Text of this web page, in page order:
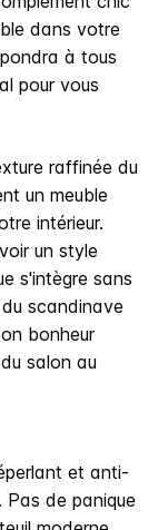
dans votre
à tous
pour vous
raffinée du
un meuble
intérieur.
un style
s'intègre sans
scandinave
bonheur
salon au
et anti-
Pas de panique